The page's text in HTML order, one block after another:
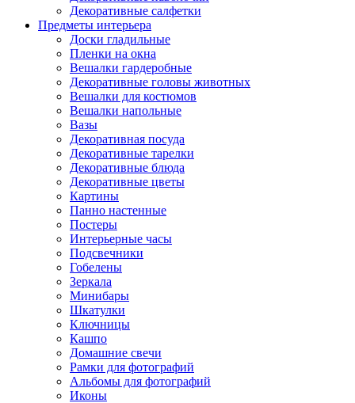
Декоративные салфетки
Предметы интерьера
Доски гладильные
Пленки на окна
Вешалки гардеробные
Декоративные головы животных
Вешалки для костюмов
Вешалки напольные
Вазы
Декоративная посуда
Декоративные тарелки
Декоративные блюда
Декоративные цветы
Картины
Панно настенные
Постеры
Интерьерные часы
Подсвечники
Гобелены
Зеркала
Минибары
Шкатулки
Ключницы
Кашпо
Домашние свечи
Рамки для фотографий
Альбомы для фотографий
Иконы